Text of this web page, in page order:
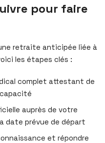
pour faire
retraite anticipée liée à
les étapes clés :
complet attestant de
auprès de votre
date prévue de départ
et répondre